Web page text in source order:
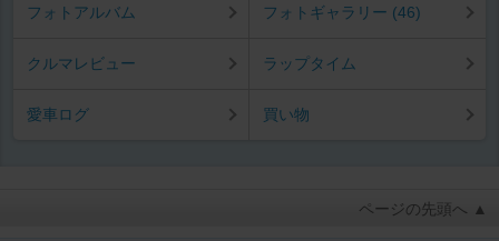
フォトアルバム フォトギャラリー (46)
クルマレビュー ラップタイム
愛車ログ 買い物
ページの先頭へ ▲